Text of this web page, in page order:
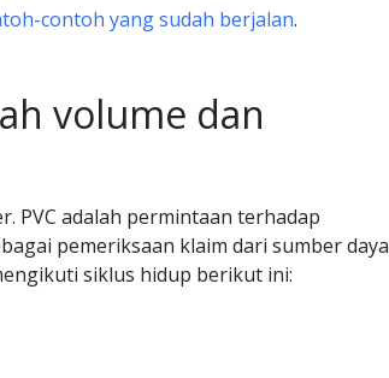
contoh yang sudah berjalan.
volume dan
PVC adalah permintaan terhadap
pemeriksaan klaim dari sumber daya
siklus hidup berikut ini: